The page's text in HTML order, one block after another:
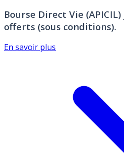
Bourse Direct Vie (APICIL)
offerts (sous conditions).
En savoir plus